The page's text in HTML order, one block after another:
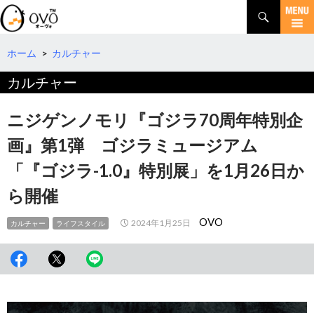
検
索
コ
テ
ツ
へ
動
ホーム > カルチャー
カルチャー
ニジゲンノモリ『ゴジラ70周年特別企
画』第1弾 ゴジラミュージアム
「『ゴジラ-1.0』特別展」を1月26日か
ら開催
カルチャー ライフスタイル 2024年1月25日 OVO